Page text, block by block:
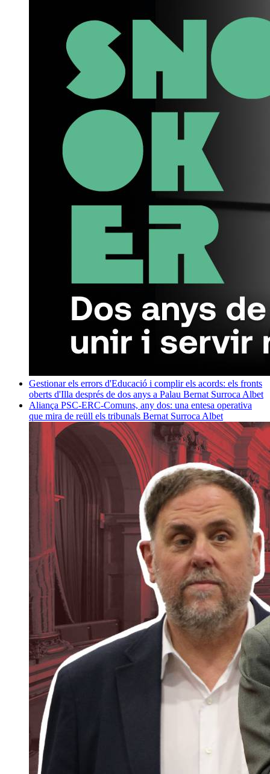
Gestionar els errors d'Educació i complir els acords: els fronts
oberts d'Illa després de dos anys a Palau Bernat Surroca Albet
Aliança PSC-ERC-Comuns, any dos: una entesa operativa
que mira de reüll els tribunals Bernat Surroca Albet